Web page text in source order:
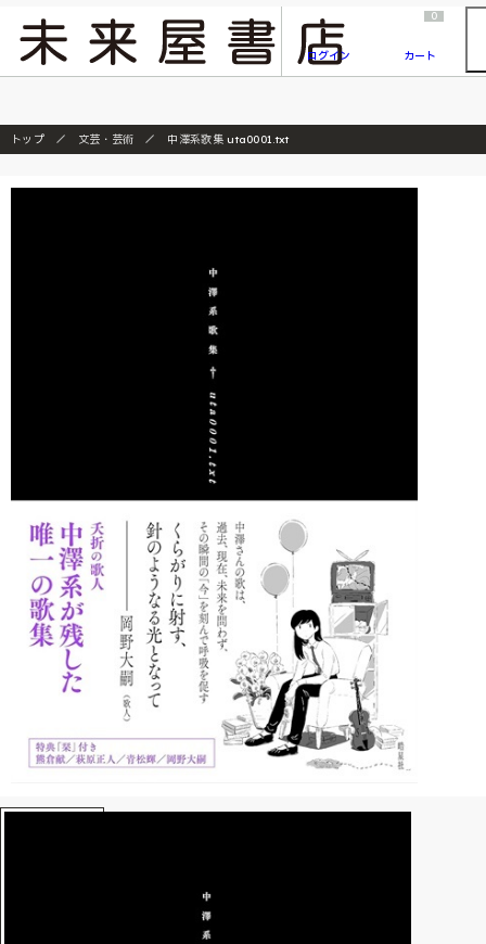
『ONE PIECE magazine 021 ONE PIECEカード付き同梱版』発売延期のご案内
ログイン
0
カート
トップ 文芸・芸術 中澤系歌集 uta0001.txt